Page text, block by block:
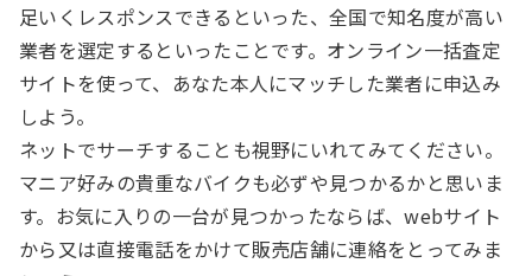
足いくレスポンスできるといった、全国で知名度が高い
業者を選定するといったことです。オンライン一括査定
サイトを使って、あなた本人にマッチした業者に申込み
しよう。
ネットでサーチすることも視野にいれてみてください。
マニア好みの貴重なバイクも必ずや見つかるかと思いま
す。お気に入りの一台が見つかったならば、webサイト
から又は直接電話をかけて販売店舗に連絡をとってみま